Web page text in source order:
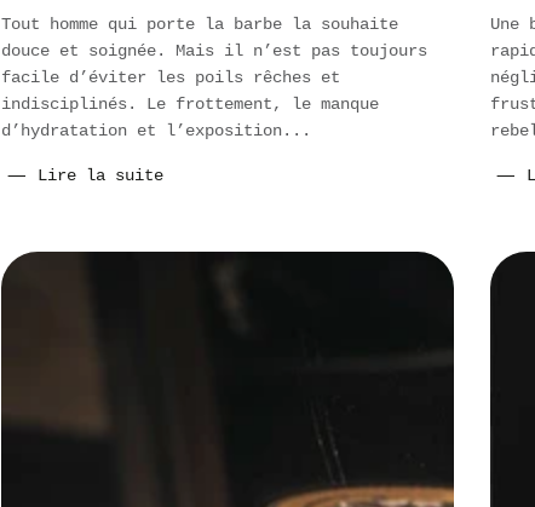
Tout homme qui porte la barbe la souhaite
douce et soignée. Mais il n’est pas toujours
facile d’éviter les poils rêches et
indisciplinés. Le frottement, le manque
d’hydratation et l’exposition...
Lire la suite